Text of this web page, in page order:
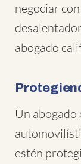
negociar
abogado
Un abogado
estén